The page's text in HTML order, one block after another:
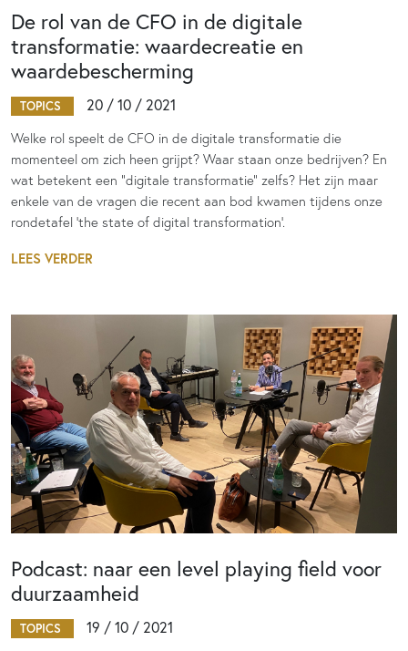
De rol van de CFO in de digitale
transformatie: waardecreatie en
waardebescherming
TOPICS 20 / 10 / 2021
Welke rol speelt de CFO in de digitale transformatie die
momenteel om zich heen grijpt? Waar staan onze bedrijven? En
wat betekent een “digitale transformatie” zelfs? Het zijn maar
enkele van de vragen die recent aan bod kwamen tijdens onze
rondetafel ‘the state of digital transformation’.
LEES VERDER
Podcast: naar een level playing field voor
duurzaamheid
TOPICS 19 / 10 / 2021